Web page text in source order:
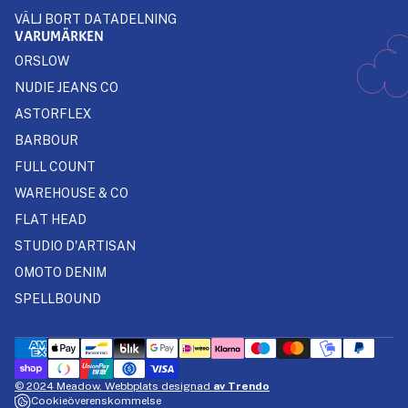
VÄLJ BORT DATADELNING
VARUMÄRKEN
ORSLOW
NUDIE JEANS CO
ASTORFLEX
BARBOUR
FULL COUNT
WAREHOUSE & CO
FLAT HEAD
STUDIO D'ARTISAN
OMOTO DENIM
SPELLBOUND
Cookieöverenskommelse
© 2024 Meadow. Webbplats designad av Trendo